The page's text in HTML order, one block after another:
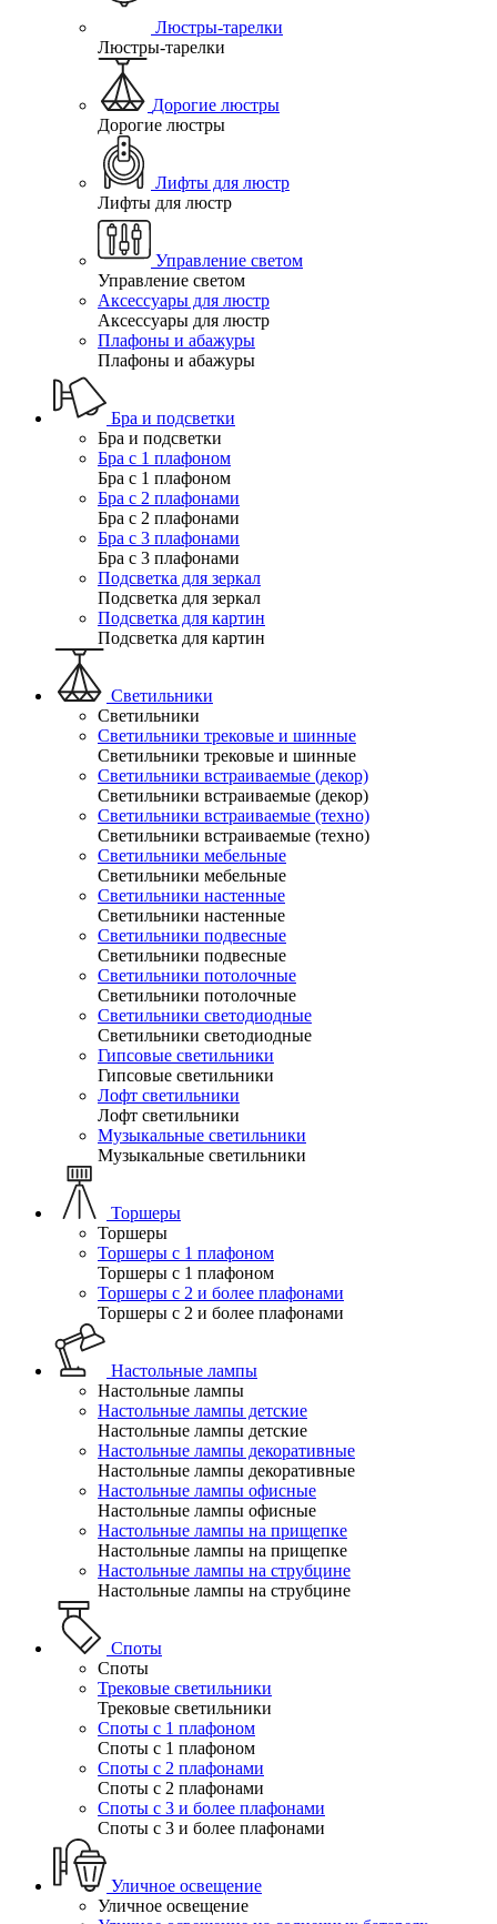
Люстры-тарелки
Люстры-тарелки
Дорогие люстры
Дорогие люстры
Лифты для люстр
Лифты для люстр
Управление светом
Управление светом
Аксессуары для люстр
Аксессуары для люстр
Плафоны и абажуры
Плафоны и абажуры
Бра и подсветки
Бра и подсветки
Бра с 1 плафоном
Бра с 1 плафоном
Бра с 2 плафонами
Бра с 2 плафонами
Бра с 3 плафонами
Бра с 3 плафонами
Подсветка для зеркал
Подсветка для зеркал
Подсветка для картин
Подсветка для картин
Светильники
Светильники
Светильники трековые и шинные
Светильники трековые и шинные
Светильники встраиваемые (декор)
Светильники встраиваемые (декор)
Светильники встраиваемые (техно)
Светильники встраиваемые (техно)
Светильники мебельные
Светильники мебельные
Светильники настенные
Светильники настенные
Светильники подвесные
Светильники подвесные
Светильники потолочные
Светильники потолочные
Светильники светодиодные
Светильники светодиодные
Гипсовые светильники
Гипсовые светильники
Лофт светильники
Лофт светильники
Музыкальные светильники
Музыкальные светильники
Торшеры
Торшеры
Торшеры с 1 плафоном
Торшеры с 1 плафоном
Торшеры с 2 и более плафонами
Торшеры с 2 и более плафонами
Настольные лампы
Настольные лампы
Настольные лампы детские
Настольные лампы детские
Настольные лампы декоративные
Настольные лампы декоративные
Настольные лампы офисные
Настольные лампы офисные
Настольные лампы на прищепке
Настольные лампы на прищепке
Настольные лампы на струбцине
Настольные лампы на струбцине
Споты
Споты
Трековые светильники
Трековые светильники
Споты с 1 плафоном
Споты с 1 плафоном
Споты с 2 плафонами
Споты с 2 плафонами
Споты с 3 и более плафонами
Споты с 3 и более плафонами
Уличное освещение
Уличное освещение